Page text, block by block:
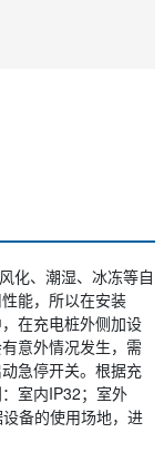
化、潮湿、冰冻等自
能，所以在安装
在充电桩外侧加设
意外情况发生，需
急停开关。根据充
室内IP32；室外
备的使用场地，进